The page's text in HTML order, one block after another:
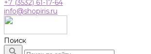
+7 (3532) 61-17-64
info@shopiris.ru
Поиск